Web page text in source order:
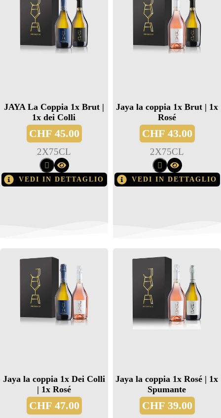
JAYA La Coppia 1x Brut |
1x dei Colli
CHF45.00
2X75CL
VEDI IN DETTAGLIO
Jaya la coppia 1x Brut | 1x
Rosé
CHF43.00
2X75CL
VEDI IN DETTAGLIO
Jaya la coppia 1x Dei Colli
| 1x Rosé
CHF47.00
Jaya la coppia 1x Rosé | 1x
Spumante
CHF39.00